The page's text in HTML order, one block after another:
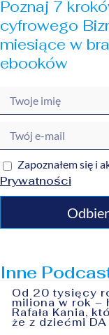
Poznaj 7
cyfrowego
miesiące w
ebooków
Zapoznałem się i
Prywatności
Inne
Od 20 tysięcy
miliona w rok –
Rafała Kania,
że z dziećmi DA